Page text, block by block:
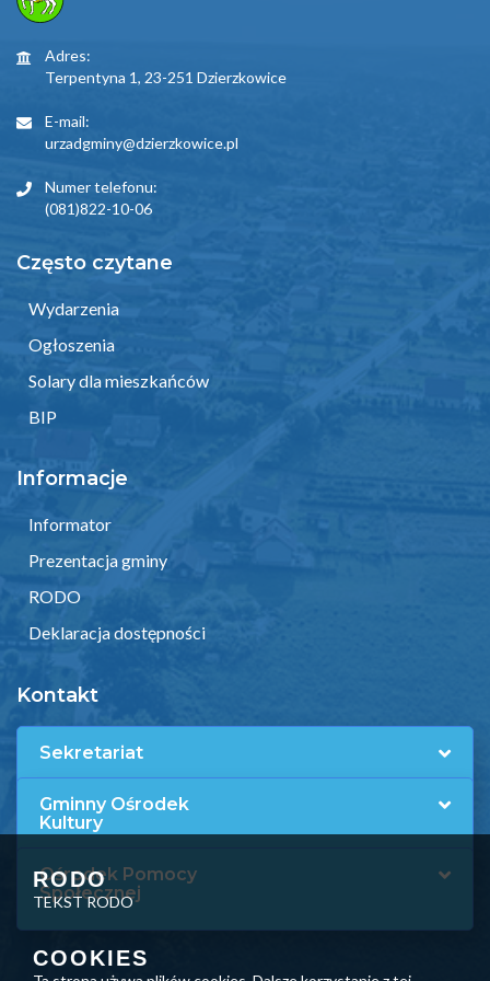
Adres:
Terpentyna 1, 23-251 Dzierzkowice
E-mail:
urzadgminy@dzierzkowice.pl
Numer telefonu:
(081)822-10-06
Często czytane
Wydarzenia
Ogłoszenia
Solary dla mieszkańców
BIP
Informacje
Informator
Prezentacja gminy
RODO
Deklaracja dostępności
Kontakt
Sekretariat
Gminny Ośrodek
Kultury
Ośrodek Pomocy
Społecznej
RODO
TEKST RODO
COOKIES